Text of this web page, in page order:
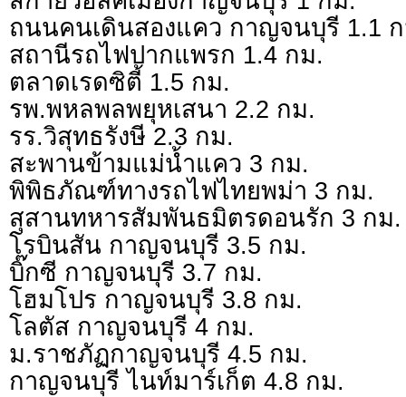
ถนนคนเดินสองแคว กาญจนบุรี 1.1
สถานีรถไฟปากแพรก 1.4 กม.
ตลาดเรดซิตี้ 1.5 กม.
รพ.พหลพลพยุหเสนา 2.2 กม.
รร.วิสุทธรังษี 2.3 กม.
สะพานข้ามแม่น้ำแคว 3 กม.
พิพิธภัณฑ์ทางรถไฟไทยพม่า 3 กม.
สุสานทหารสัมพันธมิตรดอนรัก 3 กม.
โรบินสัน กาญจนบุรี 3.5 กม.
บิ๊กซี กาญจนบุรี 3.7 กม.
โฮมโปร กาญจนบุรี 3.8 กม.
โลตัส กาญจนบุรี 4 กม.
ม.ราชภัฏกาญจนบุรี 4.5 กม.
กาญจนบุรี ไนท์มาร์เก็ต 4.8 กม.